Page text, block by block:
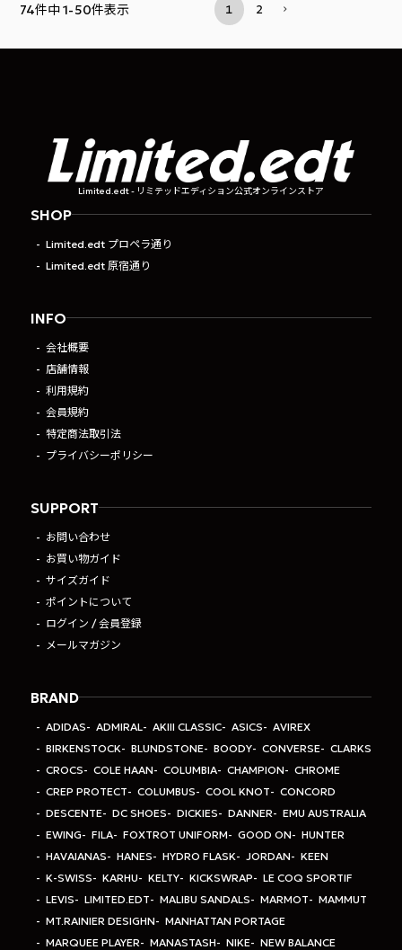
74件中1-50件表示 1 2
Limited.edt - リミテッドエディション公式オンラインストア
SHOP
Limited.edt プロペラ通り
Limited.edt 原宿通り
INFO
会社概要
店舗情報
利用規約
会員規約
特定商法取引法
プライバシーポリシー
SUPPORT
お問い合わせ
お買い物ガイド
サイズガイド
ポイントについて
ログイン / 会員登録
メールマガジン
BRAND
ADIDAS ADMIRAL AKIII CLASSIC ASICS
AVIREX
BIRKENSTOCK
BLUNDSTONE BOODY CONVERSE
CLARKS
CROCS
COLE HAAN COLUMBIA CHAMPION
CHROME
CREP PROTECT
COLUMBUS COOL KNOT
CONCORD
DESCENTE
DC SHOES DICKIES DANNER
EMU AUSTRALIA
EWING
FILA FOXTROT UNIFORM GOOD ON
HUNTER
HAVAIANAS
HANES HYDRO FLASK JORDAN
KEEN
K-SWISS
KARHU KELTY KICKSWRAP
LE COQ SPORTIF
LEVIS
LIMITED.EDT MALIBU SANDALS MARMOT
MAMMUT
MT.RAINIER DESIGHN
MANHATTAN PORTAGE
MARQUEE PLAYER
MANASTASH NIKE NEW BALANCE